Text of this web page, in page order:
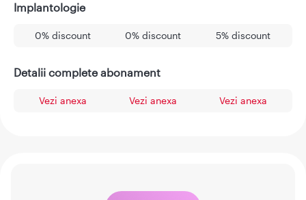
Implantologie
0% discount 0% discount 5% discount
Detalii complete abonament
Vezi anexa Vezi anexa Vezi anexa